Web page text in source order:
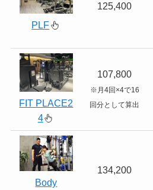
PLF
125,400
FIT PLACE2
4
107,800
※月4回×4で16
回分として算出
Body
134,200